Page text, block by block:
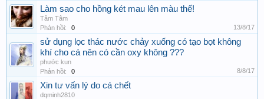
Làm sao cho hồng két mau lên màu thế!
Tâm Tâm
Phản hồi:
0 13/8/17
sử dụng lọc thác nước chảy xuống có tạo bọt không
khí cho cá nên có cần oxy không ???
phước kun
Phản hồi:
0 8/8/17
Xin tư vấn lý do cá chết
dqminh2810